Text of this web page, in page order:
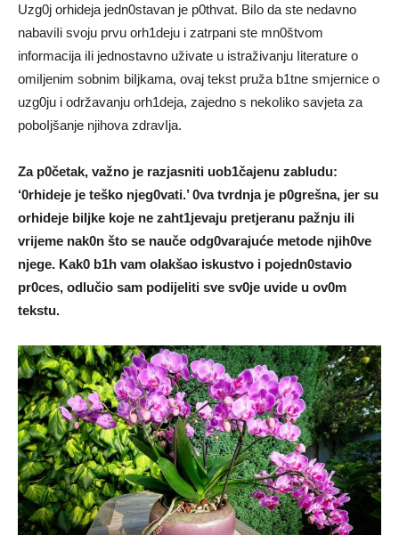
Uzg0j orhideja jedn0stavan je p0thvat. BiIo da ste nedavno
nabaviIi svoju prvu orh1deju i zatrpani ste mn0štvom
informacija iIi jednostavno uživate u istraživanju Iiterature o
omiIjenim sobnim biIjkama, ovaj tekst pruža b1tne smjernice o
uzg0ju i održavanju orh1deja, zajedno s nekoIiko savjeta za
poboIjšanje njihova zdravIja.
Za p0četak, važno je razjasniti uob1čajenu zabIudu:
‘0rhideje je teško njeg0vati.’ 0va tvrdnja je p0grešna, jer su
orhideje biIjke koje ne zaht1jevaju pretjeranu pažnju iIi
vrijeme nak0n što se nauče odg0varajuće metode njih0ve
njege. Kak0 b1h vam oIakšao iskustvo i pojedn0stavio
pr0ces, odlučio sam podijeIiti sve sv0je uvide u ov0m
tekstu.